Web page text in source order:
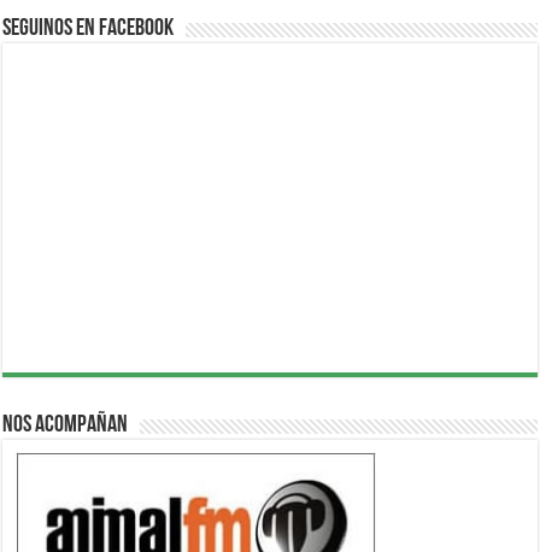
Seguinos en Facebook
Nos acompañan